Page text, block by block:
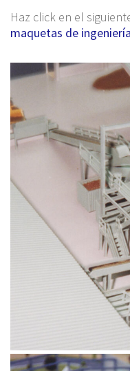
Haz click en el
maquetas de ingeniería